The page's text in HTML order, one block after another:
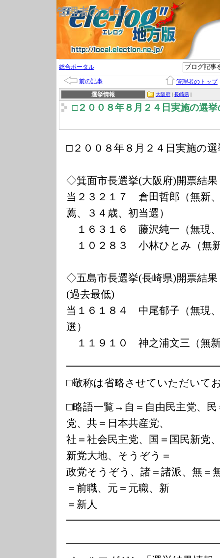
管理者のブログ
総合ポータル
前の記事
管理者のトップ
選挙情報
大阪府 | 長崎県 |
□２００８年８月２４日実施の選挙
□２００８年８月２４日実施の
◇箕面市長選挙(大阪府)開票結
当２３２１７ 倉田哲郎（無新
薦、３４歳、初当選）
１６３１６ 藤沢純一（無現
１０２８３ 小林ひとみ（無
◇五島市長選挙(長崎県)開票結
(過去最低)
当１６１８４ 中尾郁子（無現
選）
１１９１０ 神之浦文三（無
□敬称は省略させていただいて
□略語一覧→自＝自由民主党、民
党、共＝日本共産党、
社＝社会民主党、国＝国民新党
新党大地、そうぞう＝
政党そうぞう、諸＝諸派、無＝
＝前職、元＝元職、新
＝新人